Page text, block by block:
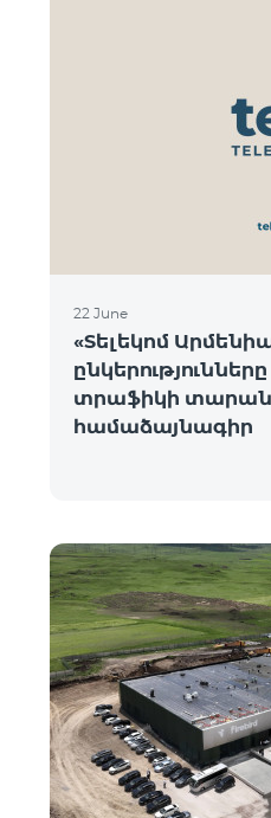
22 June
«Տելեկոմ
տրաֆիկի
համաձայնագիր